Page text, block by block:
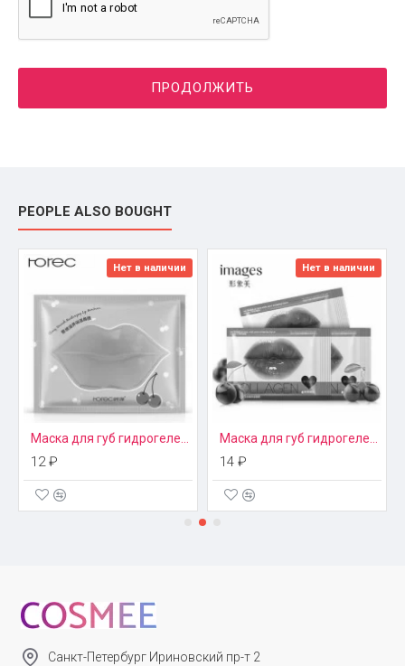
ПРОДОЛЖИТЬ
PEOPLE ALSO BOUGHT
Нет в наличии
12 ₽
Нет в наличии
14 ₽
Санкт-Петербург Ириновский пр-т 2